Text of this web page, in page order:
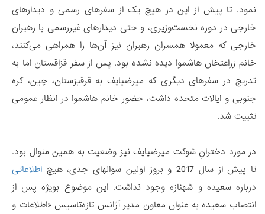
نمود. تا پیش از این در هیچ یک از سفرهای رسمی و دیدارهای
خارجی در دوره نخست‌وزیری، و حتی دیدارهای غیررسمی با رهبران
خارجی که معمولا همسران رهبران نیز آن‌ها را همراهی می‌کنند،
خانم زراعتخان هاشموا دیده نشده بود. پس از سفر قزاقستان اما به
تدریج در سفرهای دیگری که میرضیایف به قرقیزستان، چین، کره‌
جنوبی و ایالات متحده داشت، حضور خانم هاشموا در انظار عمومی
تثبیت شد.
در مورد دخترانِ شوکت میرضیایف نیز وضعیت به همین منوال بود.
تا پیش از سال 2017 و بروز اولین سوالهای جدی، هیچ
اطلاعاتی
درباره سعیده و شهنازه وجود نداشت. این موضوع بویژه پس از
انتصاب سعیده به عنوان معاون مدیر آژانس تازه‌تاسیس «اطلاعات و